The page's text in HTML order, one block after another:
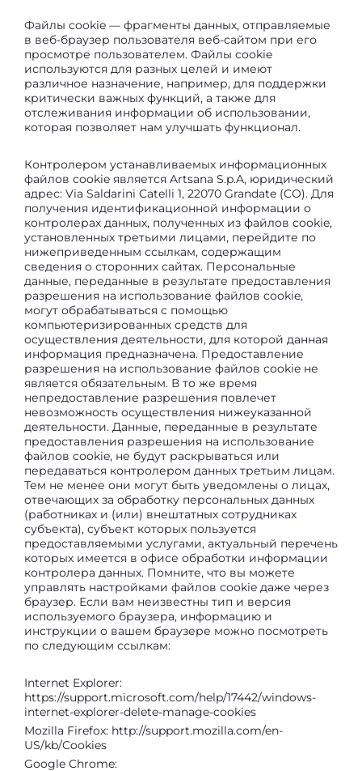
Файлы cookie — фрагменты данных, отправляемые
в веб-браузер пользователя веб-сайтом при его
просмотре пользователем. Файлы cookie
используются для разных целей и имеют
различное назначение, например, для поддержки
критически важных функций, а также для
отслеживания информации об использовании,
которая позволяет нам улучшать функционал.
Контролером устанавливаемых информационных
файлов cookie является Artsana S.p.A, юридический
адрес: Via Saldarini Catelli 1, 22070 Grandate (CO). Для
получения идентификационной информации о
контролерах данных, полученных из файлов cookie,
установленных третьими лицами, перейдите по
нижеприведенным ссылкам, содержащим
сведения о сторонних сайтах. Персональные
данные, переданные в результате предоставления
разрешения на использование файлов cookie,
могут обрабатываться с помощью
компьютеризированных средств для
осуществления деятельности, для которой данная
информация предназначена. Предоставление
разрешения на использование файлов cookie не
является обязательным. В то же время
непредоставление разрешения повлечет
невозможность осуществления нижеуказанной
деятельности. Данные, переданные в результате
предоставления разрешения на использование
файлов cookie, не будут раскрываться или
передаваться контролером данных третьим лицам.
Тем не менее они могут быть уведомлены о лицах,
отвечающих за обработку персональных данных
(работниках и (или) внештатных сотрудниках
субъекта), субъект которых пользуется
предоставляемыми услугами, актуальный перечень
которых имеется в офисе обработки информации
контролера данных. Помните, что вы можете
управлять настройками файлов cookie даже через
браузер. Если вам неизвестны тип и версия
используемого браузера, информацию и
инструкции о вашем браузере можно посмотреть
по следующим ссылкам:
Internet Explorer:
https://support.microsoft.com/help/17442/windows-
internet-explorer-delete-manage-cookies
Mozilla Firefox: http://support.mozilla.com/en-
US/kb/Cookies
Google Chrome: